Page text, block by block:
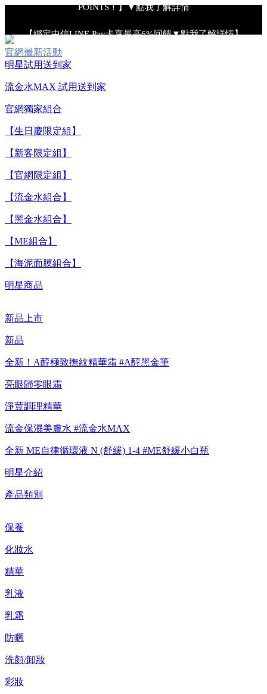
【綁定中信LINE Pay卡享最高6%回饋▼點我了解詳情】
【重要公告】IPSA 無法驗證非官方通路銷售之品牌商品的真實
【全新流金水MAX 百元試用送到家！再享回購金】▼點我立
【8/4-8/9 新客LINE購物導購滿$2,000送100點LINE
【綁定中信LINE Pay卡享最高6%回饋▼點我了解詳情】
【重要公告】IPSA 無法驗證非官方通路銷售之品牌商品的真實
官網最新活動
明星試用送到家
流金水MAX 試用送到家
官網獨家組合
【生日慶限定組】
【新客限定組】
【官網限定組】
【流金水組合】
【黑金水組合】
【ME組合】
【海泥面膜組合】
明星商品
新品上市
新品
全新！A醇極致撫紋精華霜 #A醇黑金筆
亮眼歸零眼霜
淨荳調理精華
流金保濕美膚水 #流金水MAX
全新 ME自律循環液 N (舒緩) 1-4 #ME舒緩小白瓶
明星介紹
產品類別
保養
化妝水
精華
乳液
乳霜
防曬
洗顏/卸妝
彩妝